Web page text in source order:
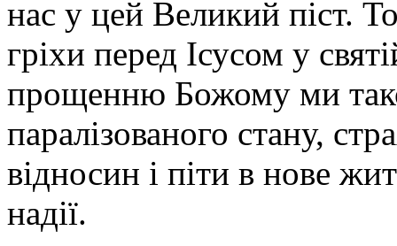
нас у цей Великий піст.
гріхи перед Ісусом у
прощенню Божому ми
паралізованого стану,
відносин і піти в нове
надії.